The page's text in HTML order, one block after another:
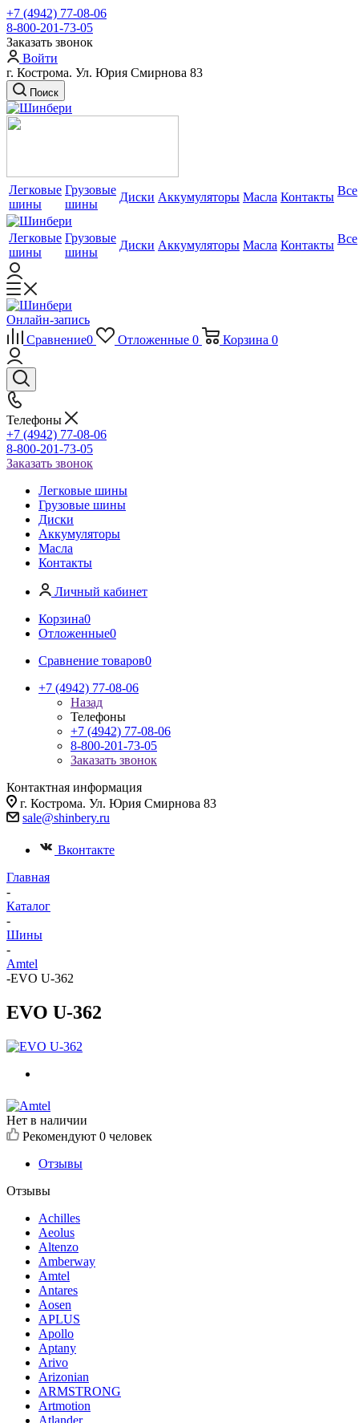
+7 (4942) 77-08-06
8-800-201-73-05
Заказать звонок
Войти
г. Кострома. Ул. Юрия Смирнова 83
Поиск
Легковые
шины
Грузовые
шины
Диски Аккумуляторы Масла Контакты Все
Легковые
шины
Грузовые
шины
Диски Аккумуляторы Масла Контакты Все
Онлайн-запись
Сравнение0 Отложенные 0 Корзина 0
Телефоны
+7 (4942) 77-08-06
8-800-201-73-05
Заказать звонок
Легковые шины
Грузовые шины
Диски
Аккумуляторы
Масла
Контакты
Личный кабинет
Корзина0
Отложенные0
Сравнение товаров0
+7 (4942) 77-08-06
Назад
Телефоны
+7 (4942) 77-08-06
8-800-201-73-05
Заказать звонок
Контактная информация
г. Кострома. Ул. Юрия Смирнова 83
sale@shinbery.ru
Вконтакте
Главная
-
Каталог
-
Шины
-
Amtel
-EVO U-362
EVO U-362
Нет в наличии
Рекомендуют 0 человек
Отзывы
Отзывы
Achilles
Aeolus
Altenzo
Amberway
Amtel
Antares
Aosen
APLUS
Apollo
Aptany
Arivo
Arizonian
ARMSTRONG
Artmotion
Atlander